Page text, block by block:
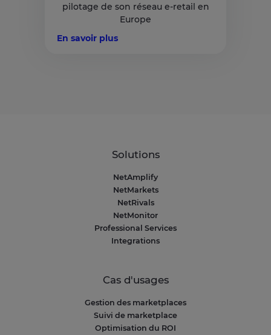
pilotage de son réseau e-retail en
Europe
En savoir plus
Solutions
NetAmplify
NetMarkets
NetRivals
NetMonitor
Professional Services
Integrations
Cas d'usages
Gestion des marketplaces
Suivi de marketplace
Optimisation du ROI